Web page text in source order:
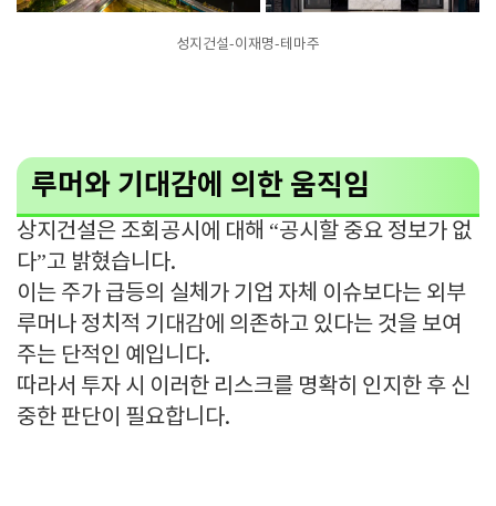
성지건설-이재명-테마주
루머와 기대감에 의한 움직임
상지건설은 조회공시에 대해 “공시할 중요 정보가 없
다”고 밝혔습니다.
이는 주가 급등의 실체가 기업 자체 이슈보다는 외부
루머나 정치적 기대감에 의존하고 있다는 것을 보여
주는 단적인 예입니다.
따라서 투자 시 이러한 리스크를 명확히 인지한 후 신
중한 판단이 필요합니다.